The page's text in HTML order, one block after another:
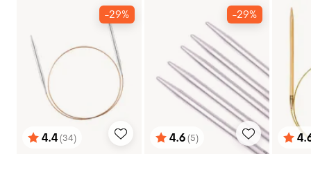
-29%
Betyg:
4.4(34)
utav 5 stjärnor
-29%
Betyg:
4.6(5)
utav 5 stjärnor utav